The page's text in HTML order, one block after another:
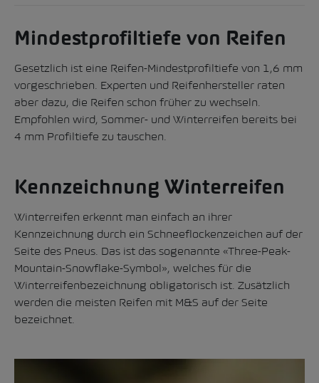
Mindestprofiltiefe von Reifen
Gesetzlich ist eine Reifen-Mindestprofiltiefe von 1,6 mm
vorgeschrieben. Experten und Reifenhersteller raten
aber dazu, die Reifen schon früher zu wechseln.
Empfohlen wird, Sommer- und Winterreifen bereits bei
4 mm Profiltiefe zu tauschen.
Kennzeichnung Winterreifen
Winterreifen erkennt man einfach an ihrer
Kennzeichnung durch ein Schneeflockenzeichen auf der
Seite des Pneus. Das ist das sogenannte «Three-Peak-
Mountain-Snowflake-Symbol», welches für die
Winterreifenbezeichnung obligatorisch ist. Zusätzlich
werden die meisten Reifen mit M&S auf der Seite
bezeichnet.